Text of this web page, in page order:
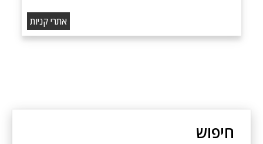
אתרי קניות
חיפוש